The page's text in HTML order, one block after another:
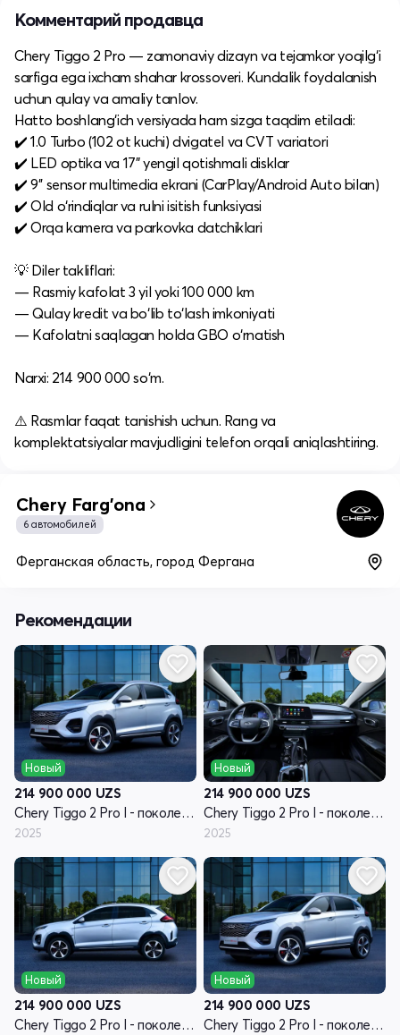
Комментарий продавца
Chery Tiggo 2 Pro — zamonaviy dizayn va tejamkor yoqilg‘i
sarfiga ega ixcham shahar krossoveri. Kundalik foydalanish
uchun qulay va amaliy tanlov.
Hatto boshlang‘ich versiyada ham sizga taqdim etiladi:
✔️ 1.0 Turbo (102 ot kuchi) dvigatel va CVT variatori
✔️ LED optika va 17" yengil qotishmali disklar
✔️ 9’’ sensor multimedia ekrani (CarPlay/Android Auto bilan)
✔️ Old o‘rindiqlar va rulni isitish funksiyasi
✔️ Orqa kamera va parkovka datchiklari
💡 Diler takliflari:
— Rasmiy kafolat 3 yil yoki 100 000 km
— Qulay kredit va bo‘lib to‘lash imkoniyati
— Kafolatni saqlagan holda GBO o‘rnatish
Narxi: 214 900 000 so‘m.
⚠️ Rasmlar faqat tanishish uchun. Rang va
komplektatsiyalar mavjudligini telefon orqali aniqlashtiring.
Chery Farg'ona
6 автомобилей
Ферганская область, город Фергана
Рекомендации
Новый
214 900 000 UZS
Chery Tiggo 2 Pro I - поколение рестайлинг
2025
Новый
214 900 000 UZS
Chery Tiggo 2 Pro I - поколение рестайлинг
2025
Новый
214 900 000 UZS
Chery Tiggo 2 Pro I - поколение рестайлинг
Новый
214 900 000 UZS
Chery Tiggo 2 Pro I - поколение рестайлинг